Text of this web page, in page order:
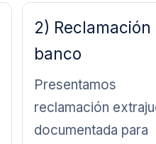
2) Reclamación
banco
Presentamos
reclamación
documentada para